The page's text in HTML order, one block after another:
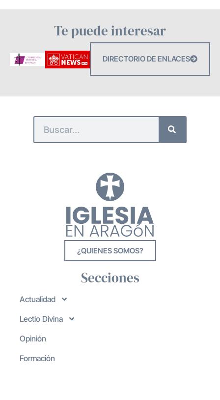
Te puede interesar
DIRECTORIO DE ENLACES
¿QUIENES SOMOS?
Secciones
Actualidad
Lectio Divina
Opinión
Formación